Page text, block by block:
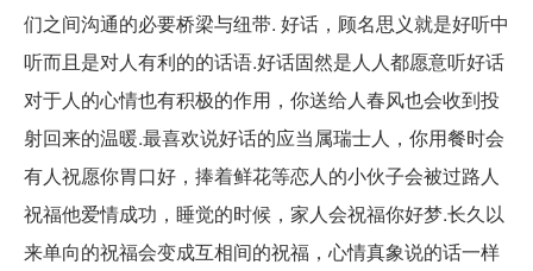
们之间沟通的必要桥梁与纽带. 好话，顾名思义就是好听中
听而且是对人有利的的话语.好话固然是人人都愿意听好话
对于人的心情也有积极的作用，你送给人春风也会收到投
射回来的温暖.最喜欢说好话的应当属瑞士人，你用餐时会
有人祝愿你胃口好，捧着鲜花等恋人的小伙子会被过路人
祝福他爱情成功，睡觉的时候，家人会祝福你好梦.长久以
来单向的祝福会变成互相间的祝福，心情真象说的话一样